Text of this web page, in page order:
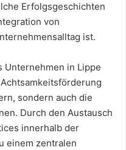
Erfolgsgeschichten
von
ist.
Unternehmen in Lippe
sondern auch die
Durch den Austausch
innerhalb der
einem zentralen